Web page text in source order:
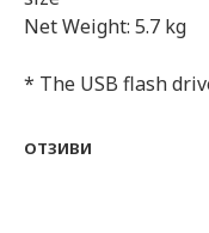
Net Weight: 5.7 kg
* The USB flash
ОТЗИВИ